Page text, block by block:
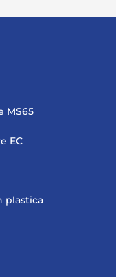
MS65
EC
plastica